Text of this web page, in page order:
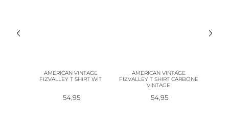
AMERICAN VINTAGE
FIZVALLEY T SHIRT WIT
54,95
AMERICAN VINTAGE
FIZVALLEY T SHIRT CARBONE
VINTAGE
54,95